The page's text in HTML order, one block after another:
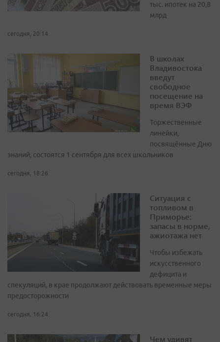
тыс. ипотек на 20,8
млрд
сегодня, 20:14
В школах
Владивостока
введут
свободное
посещение на
время ВЭФ
Торжественные
линейки,
посвящённые Дню
знаний, состоятся 1 сентября для всех школьников
сегодня, 18:26
Ситуация с
топливом в
Приморье:
запасы в норме,
ажиотажа нет
Чтобы избежать
искусственного
дефицита и
спекуляций, в крае продолжают действовать временные меры
предосторожности
сегодня, 16:24
Чем удивят